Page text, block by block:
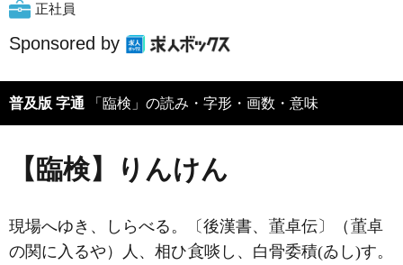
正社員
Sponsored by
普及版 字通 「臨検」の読み・字形・画数・意味
【臨検】りんけん
現場へゆき、しらべる。〔後漢書、 卓伝〕（
卓
の関に入るや）人、相ひ
啖し、白骨委積(ゐし)す。